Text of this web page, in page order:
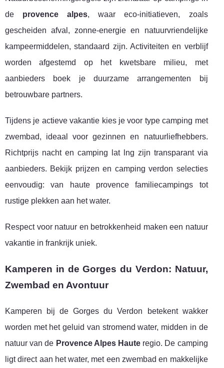
de provence alpes, waar eco-initiatieven, zoals
gescheiden afval, zonne-energie en natuurvriendelijke
kampeermiddelen, standaard zijn. Activiteiten en verblijf
worden afgestemd op het kwetsbare milieu, met
aanbieders boek je duurzame arrangementen bij
betrouwbare partners.
Tijdens je actieve vakantie kies je voor type camping met
zwembad, ideaal voor gezinnen en natuurliefhebbers.
Richtprijs nacht en camping lat lng zijn transparant via
aanbieders. Bekijk prijzen en camping verdon selecties
eenvoudig: van haute provence familiecampings tot
rustige plekken aan het water.
Respect voor natuur en betrokkenheid maken een natuur
vakantie in frankrijk uniek.
Kamperen in de Gorges du Verdon: Natuur,
Zwembad en Avontuur
Kamperen bij de Gorges du Verdon betekent wakker
worden met het geluid van stromend water, midden in de
natuur van de Provence Alpes Haute regio. De camping
ligt direct aan het water, met een zwembad en makkelijke